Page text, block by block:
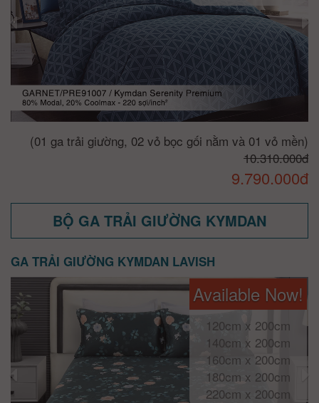
(01 ga trải giường, 02 vỏ bọc gối nằm và 01 vỏ mền)
10.310.000đ
9.790.000đ
BỘ GA TRẢI GIƯỜNG KYMDAN
GA TRẢI GIƯỜNG KYMDAN LAVISH
Available Now!
120cm x 200cm
140cm x 200cm
160cm x 200cm
180cm x 200cm
220cm x 200cm